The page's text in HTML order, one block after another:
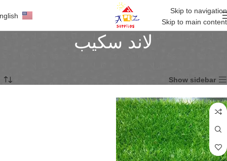
Skip to navigation
Skip to main content
لاند سكيب
Show sidebar